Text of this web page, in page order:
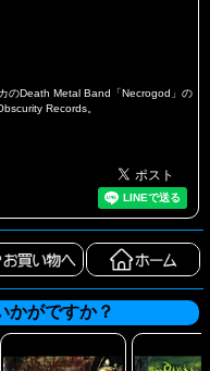
のDeath Metal Band「Necrogod」の
Records。
かがですか？